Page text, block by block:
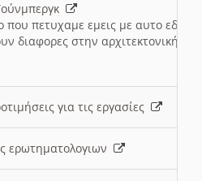
που πετυχαμε εμεις με αυτο εδω
διαφορες στην αρχιτεκτονική
για τις εργασίες
ερωτηματολογιων